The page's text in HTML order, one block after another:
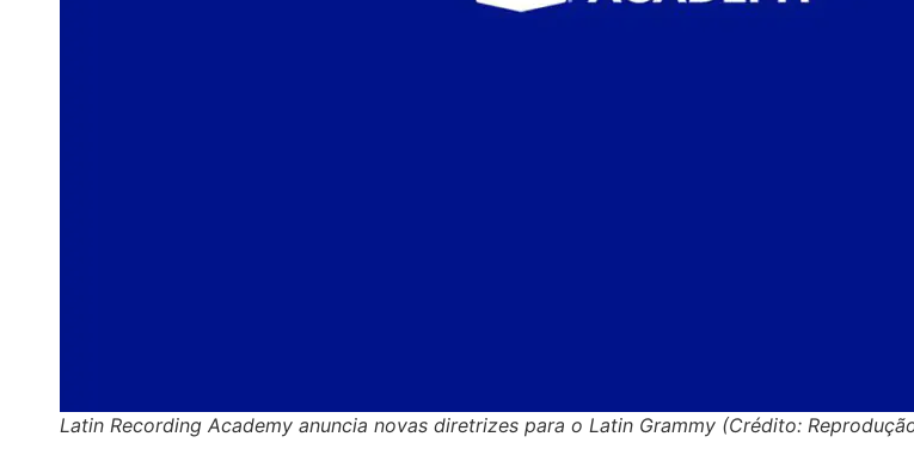
Latin Recording Academy anuncia novas diretrizes para o Latin Grammy (Crédito: